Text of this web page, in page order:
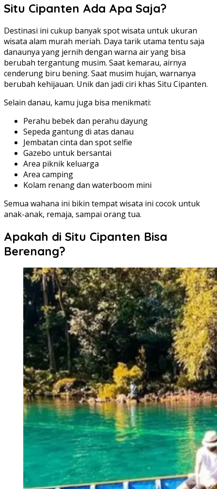
Situ Cipanten Ada Apa Saja?
Destinasi ini cukup banyak spot wisata untuk ukuran
wisata alam murah meriah. Daya tarik utama tentu saja
danaunya yang jernih dengan warna air yang bisa
berubah tergantung musim. Saat kemarau, airnya
cenderung biru bening. Saat musim hujan, warnanya
berubah kehijauan. Unik dan jadi ciri khas Situ Cipanten.
Selain danau, kamu juga bisa menikmati:
Perahu bebek dan perahu dayung
Sepeda gantung di atas danau
Jembatan cinta dan spot selfie
Gazebo untuk bersantai
Area piknik keluarga
Area camping
Kolam renang dan waterboom mini
Semua wahana ini bikin tempat wisata ini cocok untuk
anak-anak, remaja, sampai orang tua.
Apakah di Situ Cipanten Bisa
Berenang?